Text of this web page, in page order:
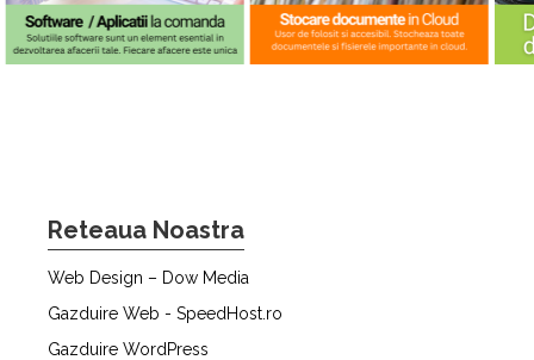
Reteaua Noastra
Web Design – Dow Media
Gazduire Web - SpeedHost.ro
Gazduire WordPress